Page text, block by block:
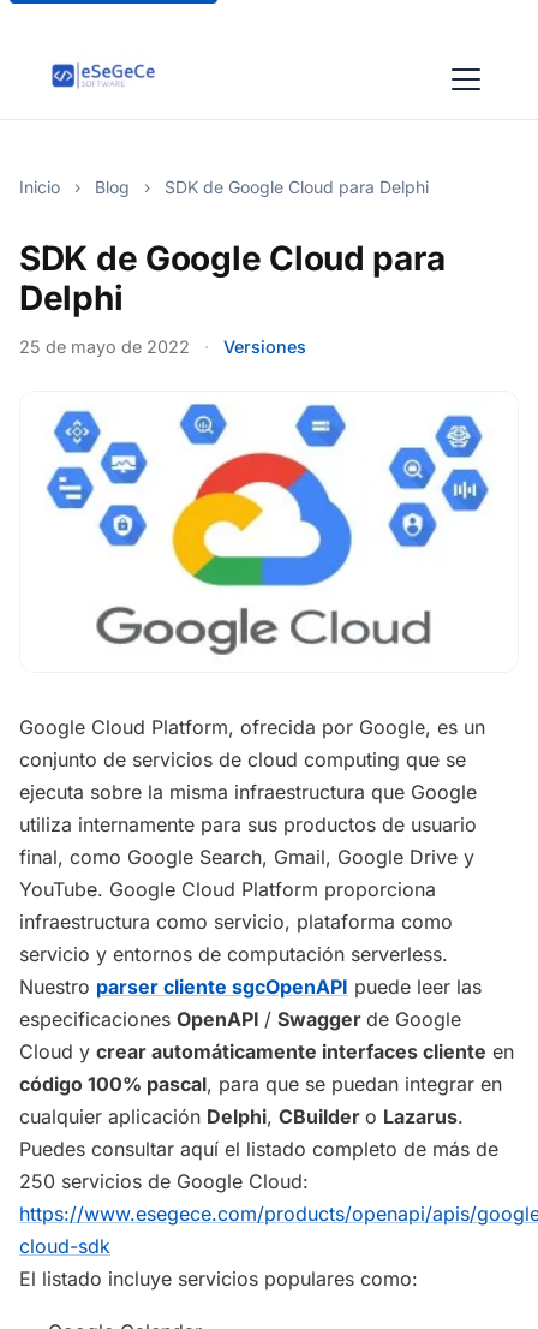
Inicio › Blog › SDK de Google Cloud para Delphi
SDK de Google Cloud para
Delphi
25 de mayo de 2022 · Versiones
Google Cloud Platform, ofrecida por Google, es un
conjunto de servicios de cloud computing que se
ejecuta sobre la misma infraestructura que Google
utiliza internamente para sus productos de usuario
final, como Google Search, Gmail, Google Drive y
YouTube. Google Cloud Platform proporciona
infraestructura como servicio, plataforma como
servicio y entornos de computación serverless.
Nuestro parser cliente sgcOpenAPI puede leer las
especificaciones OpenAPI / Swagger de Google
Cloud y crear automáticamente interfaces cliente en
código 100% pascal, para que se puedan integrar en
cualquier aplicación Delphi, CBuilder o Lazarus.
Puedes consultar aquí el listado completo de más de
250 servicios de Google Cloud:
https://www.esegece.com/products/openapi/apis/
cloud-sdk
El listado incluye servicios populares como: